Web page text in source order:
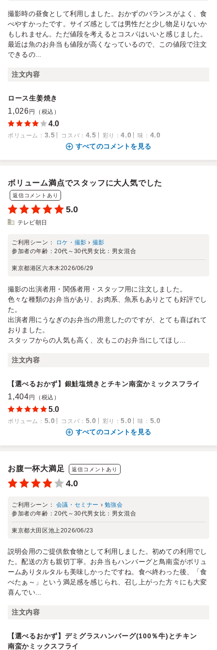
撮影時の昼食として利用しました。おかずのバランスがよく、食
べやすかったです。サイズ感としては男性だと少し物足りないか
もしれません。ただ値段を考えるとコスパはいいと感じました。
最近は魚のお弁当も値段が高くなっているので、この値段で注文
できるの...
注文内容
ロース生姜焼き
1,026 円（税込）
4.0
ボリューム ： 3.5 コスパ ： 4.5 彩り ：4.0 味 ： 4.0
すべてのコメントを見る
ボリューム満点でスタッフに大人気でした
返信コメントあり
5.0
テレビ朝日
ご利用シーン： ロケ・撮影 › 撮影
参加者の年齢：20代～30代男女比： 男女混合
東京都港区六本木2026/06/29
撮影の出演者用・関係者用・スタッフ用に注文しました。
色々な種類のお弁当があり、お肉系、魚系もありとても好評でし
た。
出演者用にうなぎのお弁当の用意したのですが、とても喜ばれて
おりました。
スタッフからの人気も高く、次もこのお弁当にしてほし...
注文内容
【選べるおかず】銀鮭塩焼きとチキン南蛮かミックスフライ
1,404 円（税込）
5.0
ボリューム ： 5.0 コスパ ： 5.0 彩り ：5.0 味 ： 5.0
すべてのコメントを見る
お腹一杯大満足 返信コメントあり
4.0
ご利用シーン： 会議・セミナー › 勉強会
参加者の年齢：20代～30代男女比： 男女混合
東京都大田区池上2026/06/23
説明会用のご提供飲食物として利用しました。初めての利用でし
た。配送の方も親切丁寧。お弁当もハンバーグと鳥南蛮がボリュ
ームありタルタルも美味しかったですね。食べ終わった後、「食
べたぁ～」という満足感を感じられ、召し上がった方々にも大変
喜んでい...
注文内容
【選べるおかず】デミグラスハンバーグ(100％牛)とチキン
南蛮かミックスフライ